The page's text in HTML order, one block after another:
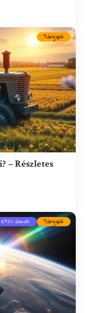
Tárgyak
Részletes
álmok Tárgyak